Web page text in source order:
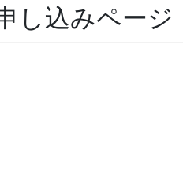
し込みページ